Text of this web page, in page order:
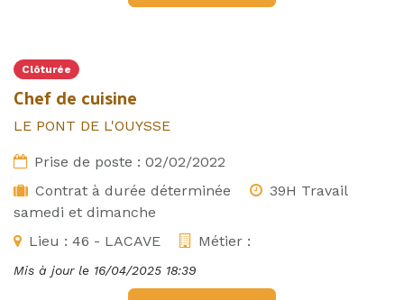
Clôturée
Chef de cuisine
LE PONT DE L'OUYSSE
Prise de poste : 02/02/2022
Contrat à durée déterminée
39H Travail
samedi et dimanche
Lieu : 46 - LACAVE Métier :
Mis à jour le 16/04/2025 18:39